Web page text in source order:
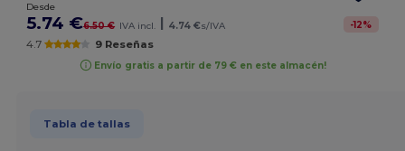
Desde
5.74 €6.50 € IVA incl. 4.74 €s/IVA -12%
4.7 9 Reseñas
Envío gratis a partir de 79 € en este almacén!
Tabla de tallas